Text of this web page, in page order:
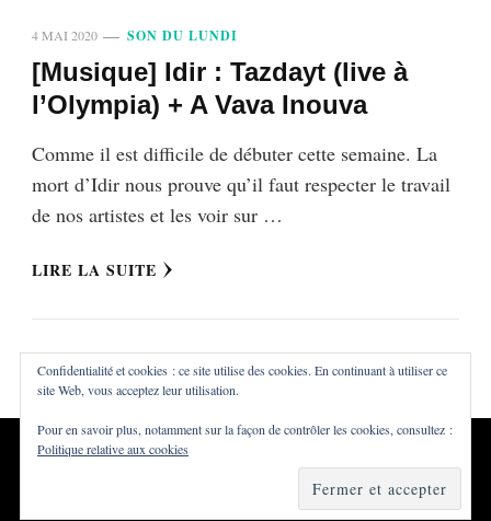
4 MAI 2020 SON DU LUNDI
[Musique] Idir : Tazdayt (live à
l’Olympia) + A Vava Inouva
Comme il est difficile de débuter cette semaine. La
mort d’Idir nous prouve qu’il faut respecter le travail
de nos artistes et les voir sur …
LIRE LA SUITE
Tous droits réservés ©Dialna
WordPress
Confidentialité et cookies : ce site utilise des cookies. En continuant à utiliser ce
site Web, vous acceptez leur utilisation.
Pour en savoir plus, notamment sur la façon de contrôler les cookies, consultez :
Politique relative aux cookies